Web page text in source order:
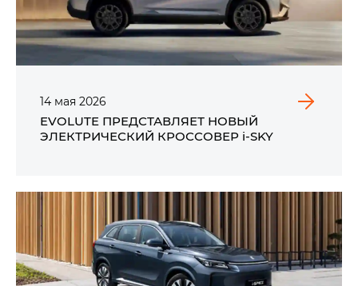
14 мая 2026
EVOLUTE ПРЕДСТАВЛЯЕТ НОВЫЙ
ЭЛЕКТРИЧЕСКИЙ КРОССОВЕР i‑SKY